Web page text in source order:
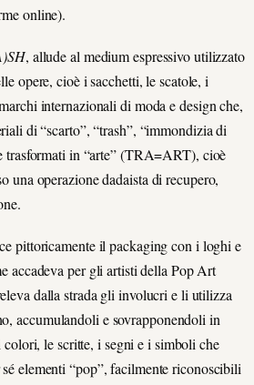
online).
, allude al medium espressivo utilizzato
opere, cioè i sacchetti, le scatole, i
internazionali di moda e design che,
di “scarto”, “trash”, “immondizia di
trasformati in “arte” (TRA=ART), cioè
una operazione dadaista di recupero,
pittoricamente il packaging con i loghi e
accadeva per gli artisti della Pop Art
dalla strada gli involucri e li utilizza
accumulandoli e sovrapponendoli in
le scritte, i segni e i simboli che
elementi “pop”, facilmente riconoscibili